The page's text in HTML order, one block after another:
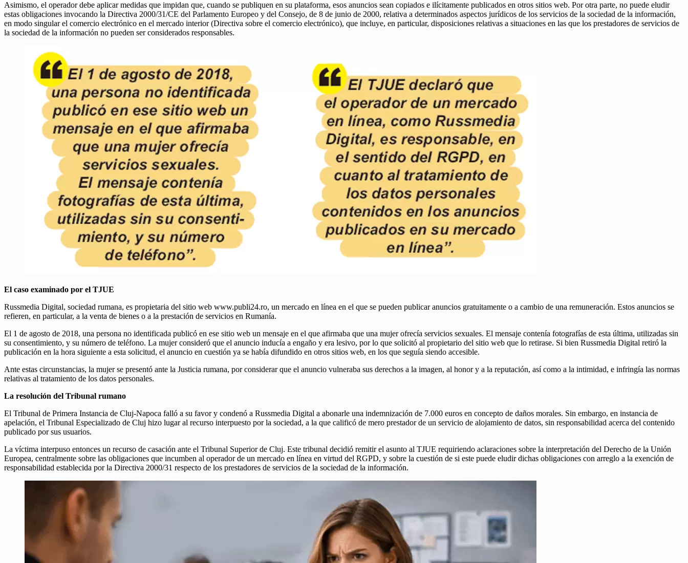
Asimismo, el operador debe aplicar medidas que impidan que, cuando se publiquen en su plataforma, esos anuncios sean copiados e ilícitamente publicados en otros sitios web. Por otra parte, no puede eludir
estas obligaciones invocando la Directiva 2000/31/CE del Parlamento Europeo y del Consejo, de 8 de junio de 2000, relativa a determinados aspectos jurídicos de los servicios de la sociedad de la información,
en modo singular el comercio electrónico en el mercado interior (Directiva sobre el comercio electrónico), que incluye, en particular, disposiciones relativas a situaciones en las que los prestadores de servicios de
la sociedad de la información no pueden ser considerados responsables.
El caso examinado por el TJUE
Russmedia Digital, sociedad rumana, es propietaria del sitio web www.publi24.ro, un mercado en línea en el que se pueden publicar anuncios gratuitamente o a cambio de una remuneración. Estos anuncios se
refieren, en particular, a la venta de bienes o a la prestación de servicios en Rumanía.
El 1 de agosto de 2018, una persona no identificada publicó en ese sitio web un mensaje en el que afirmaba que una mujer ofrecía servicios sexuales. El mensaje contenía fotografías de esta última, utilizadas sin
su consentimiento, y su número de teléfono. La mujer consideró que el anuncio inducía a engaño y era lesivo, por lo que solicitó al propietario del sitio web que lo retirase. Si bien Russmedia Digital retiró la
publicación en la hora siguiente a esta solicitud, el anuncio en cuestión ya se había difundido en otros sitios web, en los que seguía siendo accesible.
Ante estas circunstancias, la mujer se presentó ante la Justicia rumana, por considerar que el anuncio vulneraba sus derechos a la imagen, al honor y a la reputación, así como a la intimidad, e infringía las normas
relativas al tratamiento de los datos personales.
La resolución del Tribunal rumano
El Tribunal de Primera Instancia de Cluj-Napoca falló a su favor y condenó a Russmedia Digital a abonarle una indemnización de 7.000 euros en concepto de daños morales. Sin embargo, en instancia de
apelación, el Tribunal Especializado de Cluj hizo lugar al recurso interpuesto por la sociedad, a la que calificó de mero prestador de un servicio de alojamiento de datos, sin responsabilidad acerca del contenido
publicado por sus usuarios.
La víctima interpuso entonces un recurso de casación ante el Tribunal Superior de Cluj. Este tribunal decidió remitir el asunto al TJUE requiriendo aclaraciones sobre la interpretación del Derecho de la Unión
Europea, centralmente sobre las obligaciones que incumben al operador de un mercado en línea en virtud del RGPD, y sobre la cuestión de si este puede eludir dichas obligaciones con arreglo a la exención de
responsabilidad establecida por la Directiva 2000/31 respecto de los prestadores de servicios de la sociedad de la información.